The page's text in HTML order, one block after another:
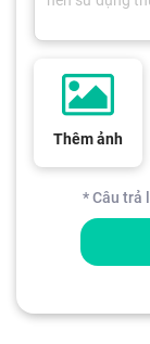
Thêm ảnh
* Câu trả